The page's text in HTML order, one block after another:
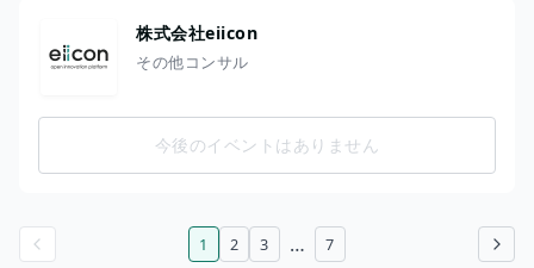
株式会社eiicon
その他コンサル
今後のイベントはありません
次のページ
1 2 3 …
7